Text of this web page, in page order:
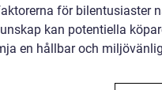
för bilentusiaster
kan potentiella
en hållbar och